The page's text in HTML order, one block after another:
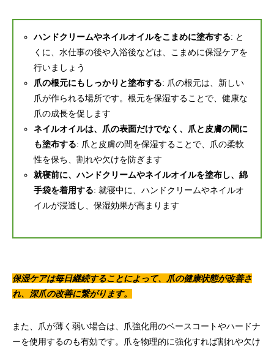
ハンドクリームやネイルオイルをこまめに塗布する: と
くに、水仕事の後や入浴後などは、こまめに保湿ケアを
行いましょう
爪の根元にもしっかりと塗布する: 爪の根元は、新しい
爪が作られる場所です。根元を保湿することで、健康な
爪の成長を促します
ネイルオイルは、爪の表面だけでなく、爪と皮膚の間に
も塗布する: 爪と皮膚の間を保湿することで、爪の柔軟
性を保ち、割れや欠けを防ぎます
就寝前に、ハンドクリームやネイルオイルを塗布し、綿
手袋を着用する: 就寝中に、ハンドクリームやネイルオ
イルが浸透し、保湿効果が高まります
保湿ケアは毎日継続することによって、爪の健康状態が改善さ
れ、深爪の改善に繋がります。
また、爪が薄く弱い場合は、爪強化用のベースコートやハードナ
ーを使用するのも有効です。爪を物理的に強化すれば割れや欠け